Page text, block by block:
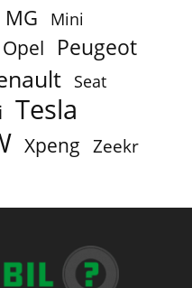
MG Mini
Opel Peugeot
Seat
Tesla
Xpeng Zeekr